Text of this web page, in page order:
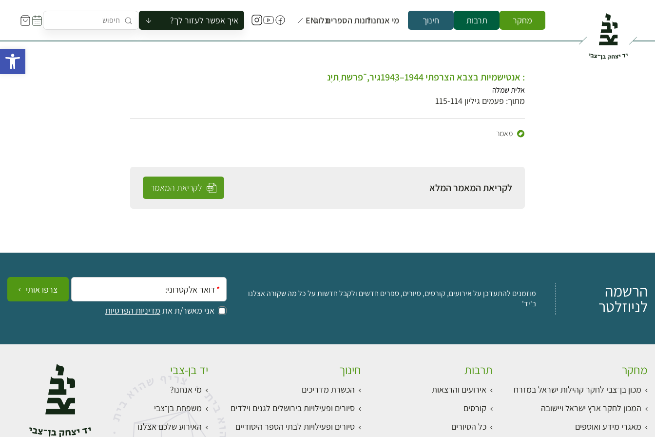
מחקר תרבות חינוך מי אנחנו?חנות הספריםבלוגEN איך אפשר לעזור לך?
להזמין סיור לקבוצה
: אנטישמיות בצבא הצרפתי 1944–1943ִגיר, ̄ פרשת ִתיֶנ
אלית שמלה
מתוך: פעמים גיליון 115-114
מאמר
לקריאת המאמר המלא לקריאת המאמר
הרשמה
לניוזלטר
מוזמנים להתעדכן על אירועים, קורסים, סיורים, ספרים חדשים ולקבל חדשות על כל מה שקורה אצלנו
ב'יד'
אימייל:
אני מאשר/ת את מדיניות הפרטיות
צרפו אותי
מחקר
מכון בן־צבי לחקר קהילות ישראל במזרח
המכון לחקר ארץ ישראל ויישובה
מאגרי מידע ואוספים
תרבות
אירועים והרצאות
קורסים
כל הסיורים
חינוך
הכשרת מדריכים
סיורים ופעילויות בירושלים לגנים וילדים
סיורים ופעילויות לבתי הספר היסודיים
יד בן-צבי
מי אנחנו?
משפחת בן־צבי
האירוע שלכם אצלנו